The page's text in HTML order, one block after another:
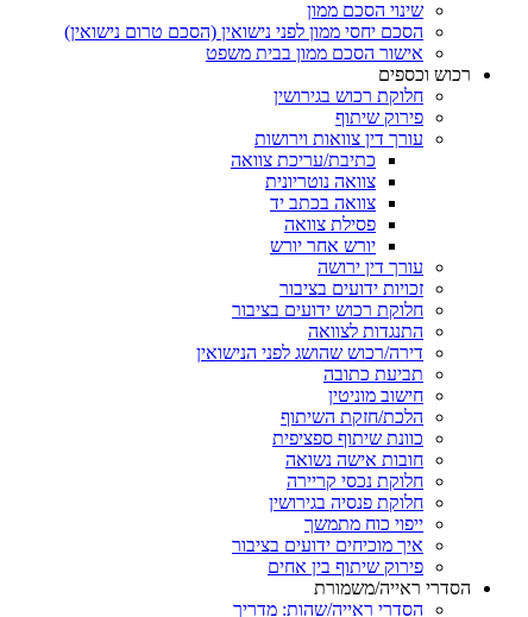
שינוי הסכם ממון
הסכם יחסי ממון לפני נישואין (הסכם טרום נישואין)
אישור הסכם ממון בבית משפט
רכוש וכספים
חלוקת רכוש בגירושין
פירוק שיתוף
עורך דין צוואות וירושות
כתיבת/עריכת צוואה
צוואה נוטריונית
צוואה בכתב יד
פסילת צוואה
יורש אחר יורש
עורך דין ירושה
זכויות ידועים בציבור
חלוקת רכוש ידועים בציבור
התנגדות לצוואה
דירה/רכוש שהושג לפני הנישואין
תביעת כתובה
חישוב מוניטין
הלכת/חזקת השיתוף
כוונת שיתוף ספציפית
חובות אישה נשואה
חלוקת נכסי קריירה
חלוקת פנסיה בגירושין
ייפוי כוח מתמשך
איך מוכיחים ידועים בציבור
פירוק שיתוף בין אחים
הסדרי ראייה/משמורת
הסדרי ראייה/שהות: מדריך